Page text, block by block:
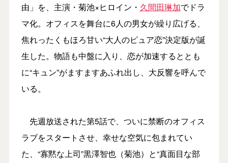
由」を、主演・菊池×ヒロイン・ 久間田琳加でドラ
マ化。オフィスを舞台に6人の男女が繰り広げる、
焦れったくもほろ甘い“大人のピュア恋”決定版が誕
生した。物語も中盤に入り、恋が加速するととも
に“キュン”がますますあふれ出し、大反響を呼んで
いる。
先週放送された第5話で、ついに禁断のオフィス
ラブをスタートさせ、幸せな空気に包まれてい
た、“寡黙な上司”黒澤智也（菊池）と“真面目な部